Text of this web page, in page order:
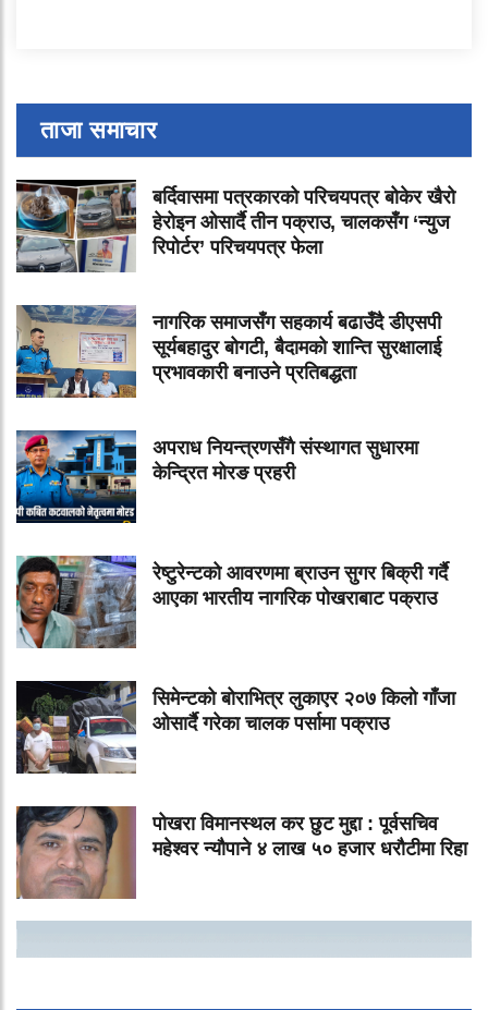
ताजा समाचार
बर्दिवासमा पत्रकारको परिचयपत्र बोकेर खैरो
हेरोइन ओसार्दै तीन पक्राउ, चालकसँग ‘न्युज
रिपोर्टर’ परिचयपत्र फेला
नागरिक समाजसँग सहकार्य बढाउँदै डीएसपी
सूर्यबहादुर बोगटी, बैदामको शान्ति सुरक्षालाई
प्रभावकारी बनाउने प्रतिबद्धता
अपराध नियन्त्रणसँगै संस्थागत सुधारमा
केन्द्रित मोरङ प्रहरी
रेष्टुरेन्टको आवरणमा ब्राउन सुगर बिक्री गर्दै
आएका भारतीय नागरिक पोखराबाट पक्राउ
सिमेन्टको बोराभित्र लुकाएर २०७ किलो गाँजा
ओसार्दै गरेका चालक पर्सामा पक्राउ
पोखरा विमानस्थल कर छुट मुद्दा : पूर्वसचिव
महेश्वर न्यौपाने ४ लाख ५० हजार धरौटीमा रिहा